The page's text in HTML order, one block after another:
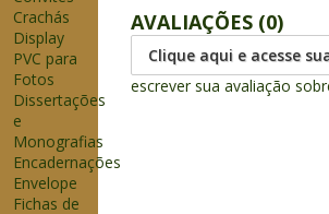
Crachás
Display
PVC para
Fotos
Dissertações
e
Monografias
Encadernações
Envelope
Fichas de
AVALIAÇÕES (0)
Clique aqui e acesse
escrever sua avaliação